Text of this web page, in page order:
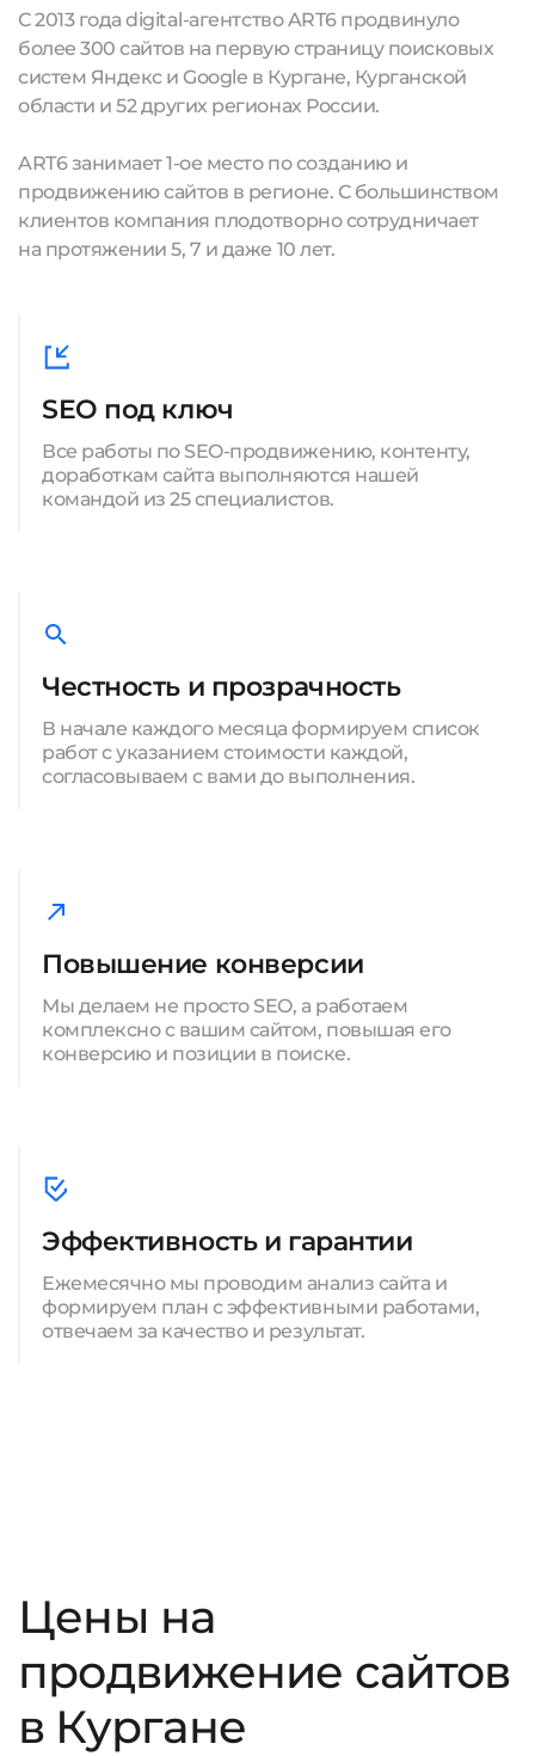
С 2013 года digital-агентство ART6 продвинуло
более 300 сайтов на первую страницу поисковых
систем Яндекс и Google в Кургане, Курганской
области и 52 других регионах России.
ART6 занимает 1-ое место по созданию и
продвижению сайтов в регионе. С большинством
клиентов компания плодотворно сотрудничает
на протяжении 5, 7 и даже 10 лет.
SEO под ключ
Все работы по SEO-продвижению, контенту,
доработкам сайта выполняются нашей
командой из 25 специалистов.
Честность и прозрачность
В начале каждого месяца формируем список
работ с указанием стоимости каждой,
согласовываем с вами до выполнения.
Повышение конверсии
Мы делаем не просто SEO, а работаем
комплексно с вашим сайтом, повышая его
конверсию и позиции в поиске.
Эффективность и гарантии
Ежемесячно мы проводим анализ сайта и
формируем план с эффективными работами,
отвечаем за качество и результат.
Цены на
продвижение сайтов
в Кургане